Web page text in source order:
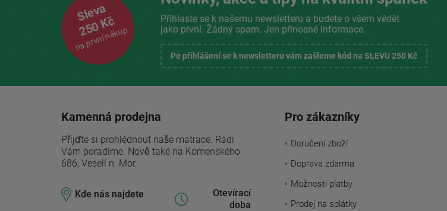
Sleva
250 Kč
na první nákup
Přihlaste se k našemu newsletteru a budete o všem vědět
jako první. Žádný spam. Jen přínosné informace.
Po přihlášení se k newsletteru vám zašleme kód na SLEVU 250 Kč
Kamenná prodejna
Přijďte si prohlédnout naše matrace. Rádi
Vám poradíme. Nově také na Komenského
686, Veselí n. Mor.
Kde nás najdete
Otevírací
doba
Pro zákazníky
Doručení zboží
Doprava zdarma
Možnosti platby
Prodej na splátky